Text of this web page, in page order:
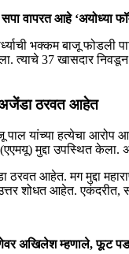
वापरत आहे ‘अयोध्या
भक्कम बाजू फोडली
त्याचे 37 खासदार
अजेंडा ठरवत आहेत
यांच्या हत्येचा आरोप
मुद्दा उपस्थित केला.
ठरवत आहेत. मग मुद्दा
शोधत आहेत. एकंदरीत,
अखिलेश म्हणाले, फूट